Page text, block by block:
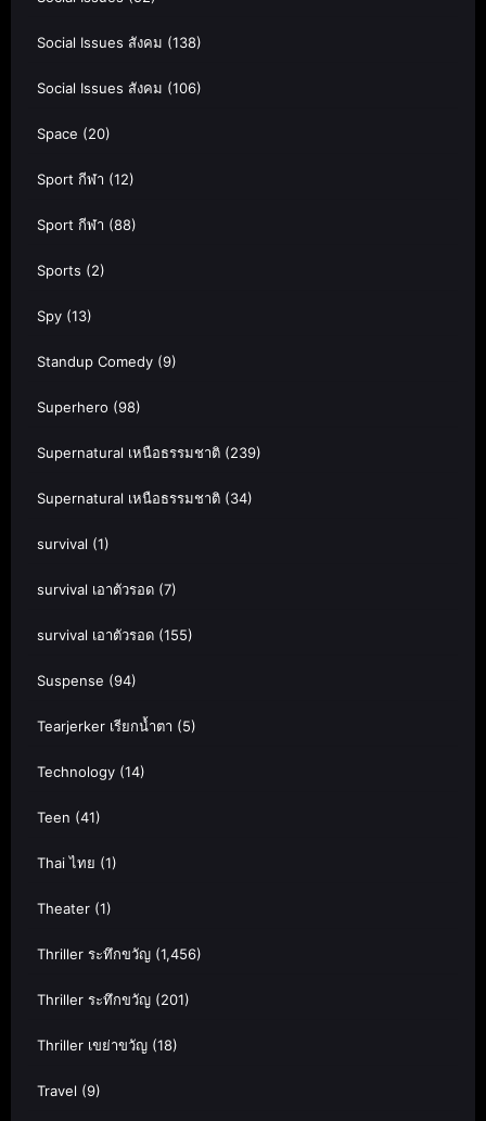
Social Issues สังคม (138)
Social Issues สังคม (106)
Space (20)
Sport กีฬา (12)
Sport กีฬา (88)
Sports (2)
Spy (13)
Standup Comedy (9)
Superhero (98)
Supernatural เหนือธรรมชาติ (239)
Supernatural เหนือธรรมชาติ (34)
survival (1)
survival เอาตัวรอด (7)
survival เอาตัวรอด (155)
Suspense (94)
Tearjerker เรียกน้ำตา (5)
Technology (14)
Teen (41)
Thai ไทย (1)
Theater (1)
Thriller ระทึกขวัญ (1,456)
Thriller ระทึกขวัญ (201)
Thriller เขย่าขวัญ (18)
Travel (9)